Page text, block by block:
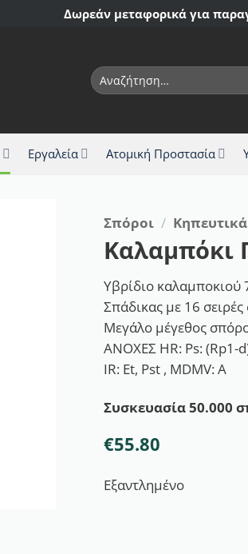
Δωρεάν μεταφορικά για
Αναζήτηση
για:
Εργαλεία Ατομική Προστασία
Σπόροι / Κηπευτικά
Καλαμπόκι
Υβρίδιο
Σπάδικας με 16
Mεγάλο μέγεθος
ΑΝΟΧΕΣ HR: Ps: (Rp1-
IR: Et, Pst , MDMV: A
Συσκευασία 50.000
€55.80
Εξαντλημένο